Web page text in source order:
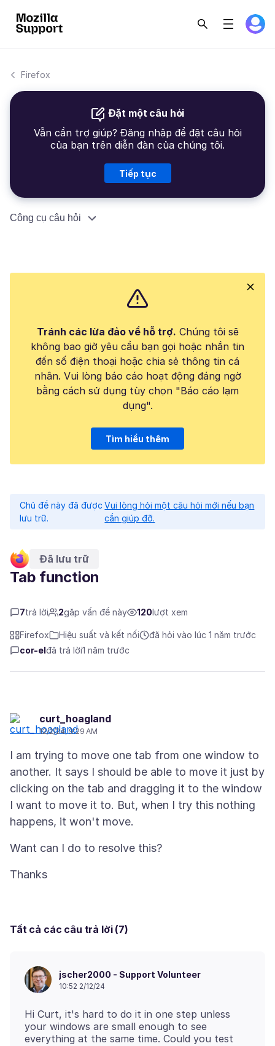
Firefox
Đặt một câu hỏi
Vẫn cần trợ giúp? Đăng nhập để đặt câu hỏi
của bạn trên diễn đàn của chúng tôi.
Tiếp tục
Công cụ câu hỏi
Tránh các lừa đảo về hỗ trợ. Chúng tôi sẽ
không bao giờ yêu cầu bạn gọi hoặc nhắn tin
đến số điện thoại hoặc chia sẻ thông tin cá
nhân. Vui lòng báo cáo hoạt động đáng ngờ
bằng cách sử dụng tùy chọn "Báo cáo lạm
dụng".
Tìm hiểu thêm
Chủ đề này đã được
lưu trữ.
Vui lòng hỏi một câu hỏi mới nếu bạn
cần giúp đỡ.
Đã lưu trữ
Tab function
7trả lời 2gặp vấn đề này 120lượt xem
Firefox Hiệu suất và kết nối
đã hỏi vào lúc 1 năm trước
cor-elđã trả lời1 năm trước
curt_hoagland
12/2/24, 9:29 AM
I am trying to move one tab from one window to
another. It says I should be able to move it just by
clicking on the tab and dragging it to the window
I want to move it to. But, when I try this nothing
Tất cả các câu trả lời (7)
jscher2000 - Support Volunteer
10:52 2/12/24
Hi Curt, it's hard to do it in one step unless
your windows are small enough to see
everything at the same time. Could you test